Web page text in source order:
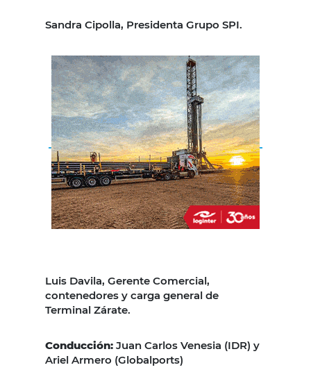
Sandra Cipolla, Presidenta Grupo SPI.
Luis Davila, Gerente Comercial,
contenedores y carga general de
Terminal Zárate.
Conducción: Juan Carlos Venesia (IDR) y
Ariel Armero (Globalports)